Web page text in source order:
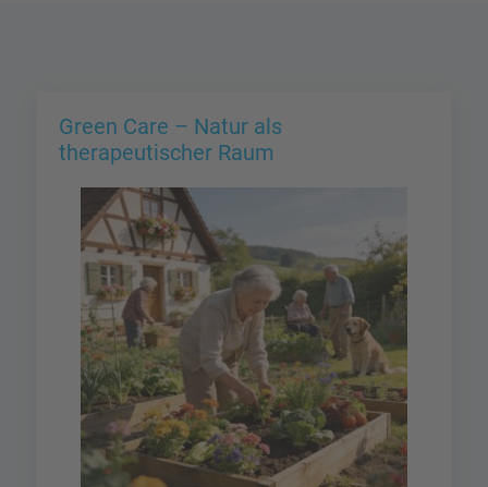
Green Care – Natur als
therapeutischer Raum